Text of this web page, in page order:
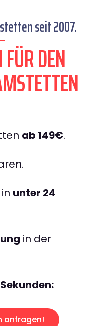
seit 2007.
DEN
ab 149€.
unter 24
in der
anfragen!